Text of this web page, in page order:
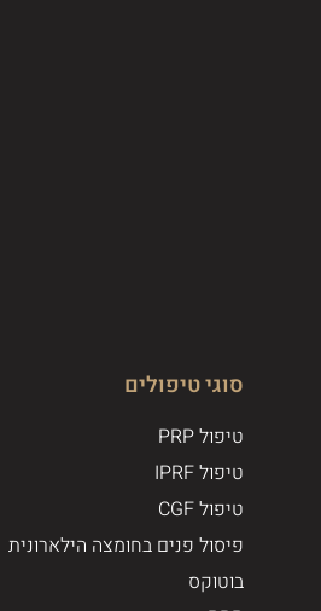
סוגי טיפולים
טיפול PRP
טיפול IPRF
טיפול CGF
פיסול פנים בחומצה הילארונית
בוטוקס